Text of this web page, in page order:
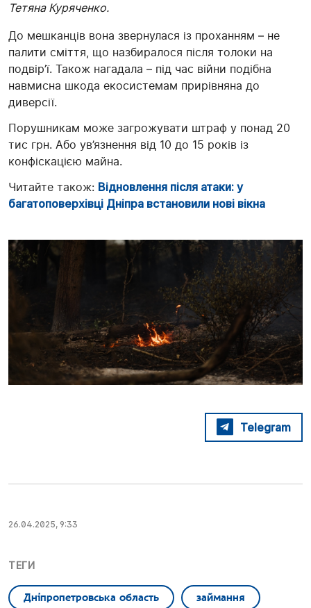
Тетяна Куряченко.
До мешканців вона звернулася із проханням – не
палити сміття, що назбиралося після толоки на
подвір’ї. Також нагадала – під час війни подібна
навмисна шкода екосистемам прирівняна до
диверсії.
Порушникам може загрожувати штраф у понад 20
тис грн. Або ув’язнення від 10 до 15 років із
конфіскацією майна.
Читайте також: Відновлення після атаки: у
багатоповерхівці Дніпра встановили нові вікна
Telegram
26.04.2025, 9:33
ТЕГИ
Дніпропетровська область займання